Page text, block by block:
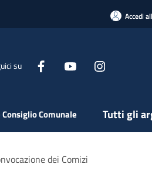
Accedi
su
Comunale Tutti gli
dei Comizi